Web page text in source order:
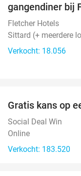
gangendiner bij
Fletcher Hotels
Sittard (+ meerdere
Verkocht: 18.056
Gratis kans op
Social Deal Win
Online
Verkocht: 183.520